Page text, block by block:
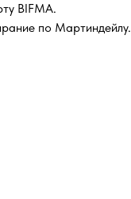
BIFMA.
по Мартиндейлу.